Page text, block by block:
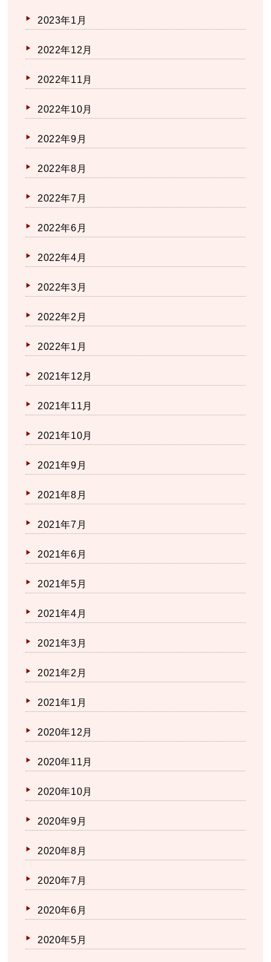
2023年1月
2022年12月
2022年11月
2022年10月
2022年9月
2022年8月
2022年7月
2022年6月
2022年4月
2022年3月
2022年2月
2022年1月
2021年12月
2021年11月
2021年10月
2021年9月
2021年8月
2021年7月
2021年6月
2021年5月
2021年4月
2021年3月
2021年2月
2021年1月
2020年12月
2020年11月
2020年10月
2020年9月
2020年8月
2020年7月
2020年6月
2020年5月